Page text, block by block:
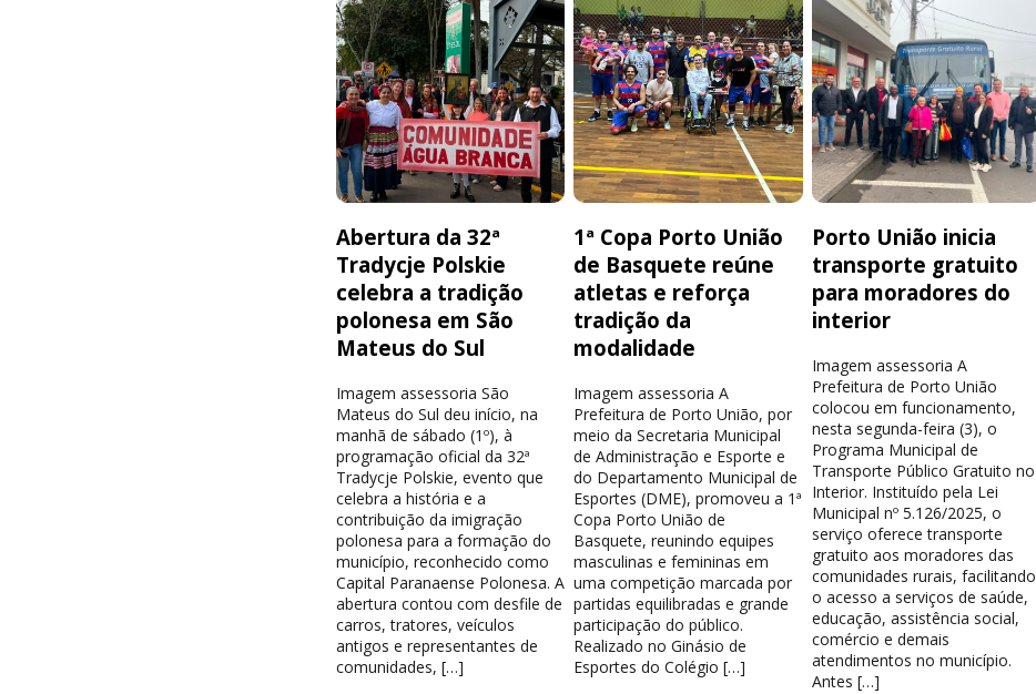
Abertura da 32ª
Tradycje Polskie
celebra a tradição
polonesa em São
Mateus do Sul
Imagem assessoria São
Mateus do Sul deu início, na
manhã de sábado (1º), à
programação oficial da 32ª
Tradycje Polskie, evento que
celebra a história e a
contribuição da imigração
polonesa para a formação do
município, reconhecido como
Capital Paranaense Polonesa. A
abertura contou com desfile de
carros, tratores, veículos
antigos e representantes de
comunidades, […]
1ª Copa Porto União
de Basquete reúne
atletas e reforça
tradição da
modalidade
Imagem assessoria A
Prefeitura de Porto União, por
meio da Secretaria Municipal
de Administração e Esporte e
do Departamento Municipal de
Esportes (DME), promoveu a 1ª
Copa Porto União de
Basquete, reunindo equipes
masculinas e femininas em
uma competição marcada por
partidas equilibradas e grande
participação do público.
Realizado no Ginásio de
Esportes do Colégio […]
Porto União inicia
transporte gratuito
para moradores do
interior
Imagem assessoria A
Prefeitura de Porto União
colocou em funcionamento,
nesta segunda-feira (3), o
Programa Municipal de
Transporte Público Gratuito no
Interior. Instituído pela Lei
Municipal nº 5.126/2025, o
serviço oferece transporte
gratuito aos moradores das
comunidades rurais, facilitando
o acesso a serviços de saúde,
educação, assistência social,
comércio e demais
atendimentos no município.
Antes […]